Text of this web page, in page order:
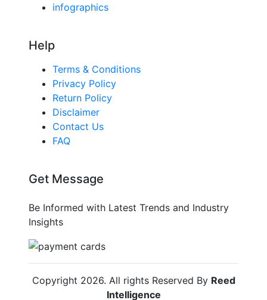
infographics
Help
Terms & Conditions
Privacy Policy
Return Policy
Disclaimer
Contact Us
FAQ
Get Message
Be Informed with Latest Trends and Industry
Insights
Copyright 2026. All rights Reserved By Reed
Intelligence